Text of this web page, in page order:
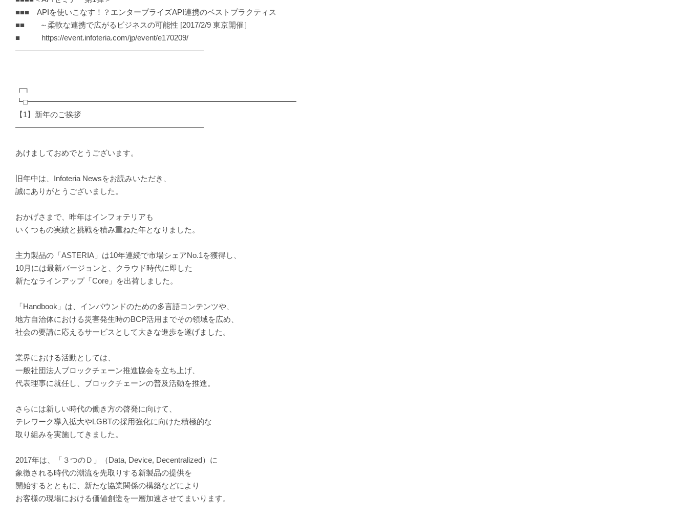
■■■ APIを使いこなす！？エンタープライズAPI連携のベストプラクティス
■■ ～柔軟な連携で広がるビジネスの可能性 [2017/2/9 東京開催］
■ https://event.infoteria.com/jp/event/e170209/
————————————————————————–
┏┓
┗□━━━━━━━━━━━━━━━━━━━━━━━━━━━━━━━━━━━
【1】新年のご挨拶
————————————————————————–
あけましておめでとうございます。
旧年中は、Infoteria Newsをお読みいただき、
誠にありがとうございました。
おかげさまで、昨年はインフォテリアも
いくつもの実績と挑戦を積み重ねた年となりました。
主力製品の「ASTERIA」は10年連続で市場シェアNo.1を獲得し、
10月には最新バージョンと、クラウド時代に即した
新たなラインアップ「Core」を出荷しました。
「Handbook」は、インバウンドのための多言語コンテンツや、
地方自治体における災害発生時のBCP活用までその領域を広め、
社会の要請に応えるサービスとして大きな進歩を遂げました。
業界における活動としては、
一般社団法人ブロックチェーン推進協会を立ち上げ、
代表理事に就任し、ブロックチェーンの普及活動を推進。
さらには新しい時代の働き方の啓発に向けて、
テレワーク導入拡大やLGBTの採用強化に向けた積極的な
取り組みを実施してきました。
2017年は、「３つのＤ」（Data, Device, Decentralized）に
象徴される時代の潮流を先取りする新製品の提供を
開始するとともに、新たな協業関係の構築などにより
お客様の現場における価値創造を一層加速させてまいります。